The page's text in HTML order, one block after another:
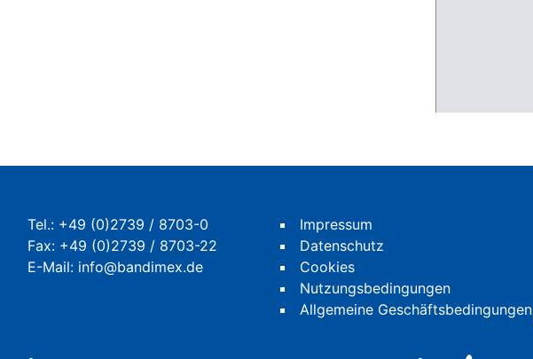
Tel.: +49 (0)2739 / 8703-0
Fax: +49 (0)2739 / 8703-22
E-Mail: info@bandimex.de
Impressum
Datenschutz
Cookies
Nutzungsbedingungen
Allgemeine Geschäftsbedingungen